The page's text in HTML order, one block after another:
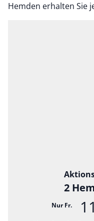
Hemden erhalten Sie
2
Nur Fr.